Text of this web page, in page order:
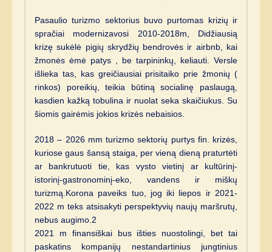
Pasaulio turizmo sektorius buvo purtomas krizių ir
spračiai modernizavosi 2010-2018m, Didžiausią
krizę sukėlė pigių skrydžių bendrovės ir airbnb, kai
žmonės ėmė patys , be tarpininkų, keliauti. Versle
išlieka tas, kas greičiausiai prisitaiko prie žmonių (
rinkos) poreikių, teikia būtiną socialinę paslaugą,
kasdien kažką tobulina ir nuolat seka skaičiukus. Su
šiomis gairėmis jokios krizės nebaisios.
2018 – 2026 mm turizmo sektorių purtys fin. krizės,
kuriose gaus šansą staiga, per vieną dieną praturtėti
ar bankrutuoti tie, kas vysto vietinį ar kultūrinį-
istorinį-gastronominį-eko, vandens ir miškų
turizmą.Korona paveiks tuo, jog iki liepos ir 2021-
2022 m teks atsisakyti perspektyvių naujų maršrutų,
nebus augimo.2
2021 m finansiškai bus išties nuostolingi, bet tai
paskatins kompanijų nestandartinius jungtinius